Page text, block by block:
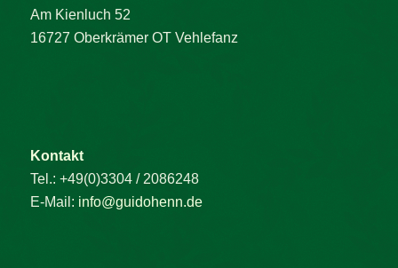
Am Kienluch 52
16727 Oberkrämer OT Vehlefanz
Kontakt
Tel.: +49(0)3304 / 2086248
E-Mail: info@guidohenn.de